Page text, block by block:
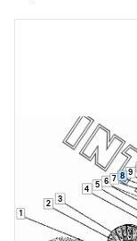
1
2 3
4 5 6 7 8 9